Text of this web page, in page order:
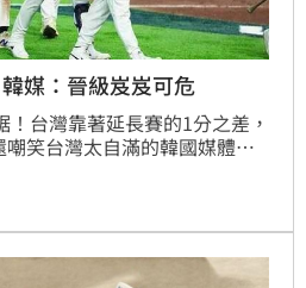
媒：晉級岌岌可危
台灣靠著延長賽的1分之差，
笑台灣太自滿的韓國媒體，
，一臉愧疚模樣。《MK